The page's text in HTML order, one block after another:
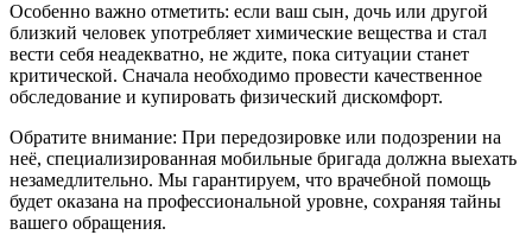
Особенно важно отметить: если ваш сын, дочь или другой
близкий человек употребляет химические вещества и стал
вести себя неадекватно, не ждите, пока ситуации станет
критической. Сначала необходимо провести качественное
обследование и купировать физический дискомфорт.
Обратите внимание: При передозировке или подозрении на
неё, специализированная мобильные бригада должна выехать
незамедлительно. Мы гарантируем, что врачебной помощь
будет оказана на профессиональной уровне, сохраняя тайны
вашего обращения.